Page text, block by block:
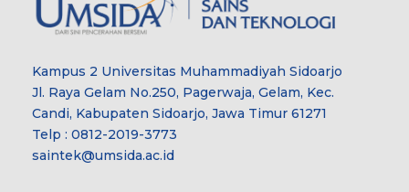
Kampus 2 Universitas Muhammadiyah Sidoarjo
Jl. Raya Gelam No.250, Pagerwaja, Gelam, Kec.
Candi, Kabupaten Sidoarjo, Jawa Timur 61271
Telp : 0812-2019-3773
saintek@umsida.ac.id